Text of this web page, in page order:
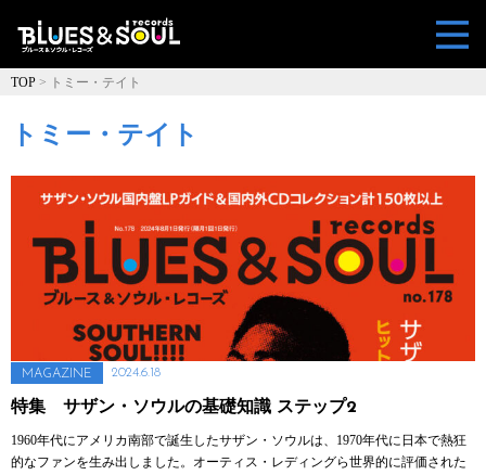
TOP > トミー・テイト
トミー・テイト
MAGAZINE 2024.6.18
特集 サザン・ソウルの基礎知識 ステップ2
1960年代にアメリカ南部で誕生したサザン・ソウルは、1970年代に日本で熱狂
的なファンを生み出しました。オーティス・レディングら世界的に評価された